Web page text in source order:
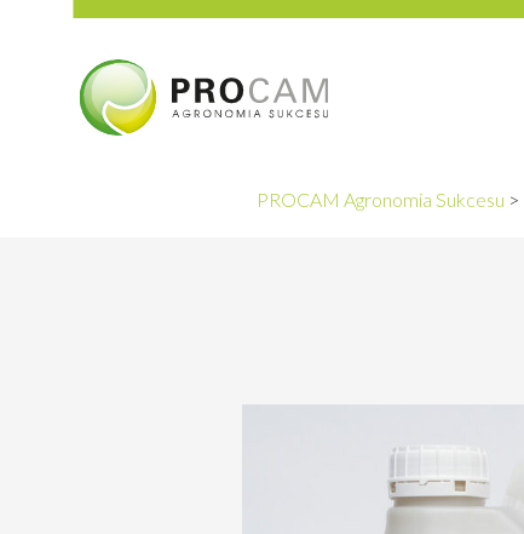
PROCAM Agronomia Sukcesu >